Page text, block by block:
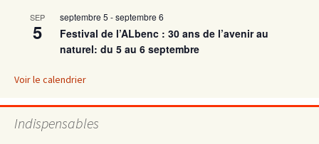
SEP
5
septembre 5 -septembre 6
Festival de l’ALbenc : 30 ans de l’avenir au
naturel: du 5 au 6 septembre
Voir le calendrier
Indispensables